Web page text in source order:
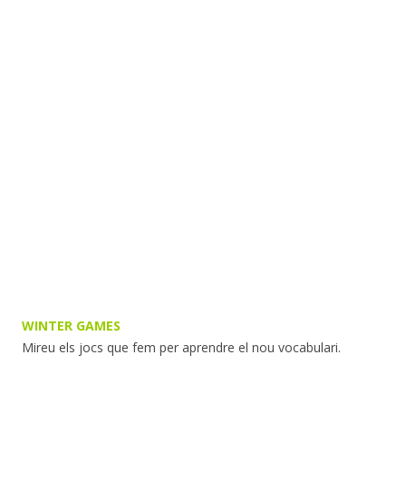
WINTER GAMES
Mireu els jocs que fem per aprendre el nou vocabulari.